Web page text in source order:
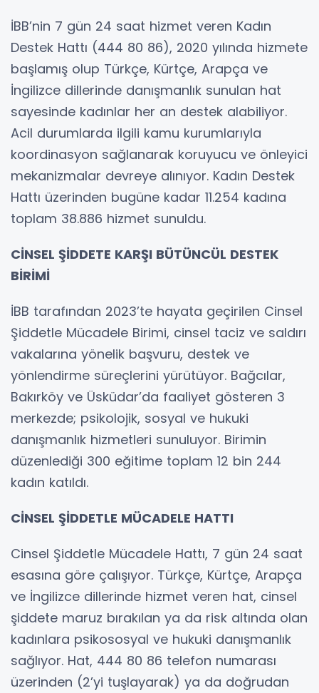
İBB’nin 7 gün 24 saat hizmet veren Kadın
Destek Hattı (444 80 86), 2020 yılında hizmete
başlamış olup Türkçe, Kürtçe, Arapça ve
İngilizce dillerinde danışmanlık sunulan hat
sayesinde kadınlar her an destek alabiliyor.
Acil durumlarda ilgili kamu kurumlarıyla
koordinasyon sağlanarak koruyucu ve önleyici
mekanizmalar devreye alınıyor. Kadın Destek
Hattı üzerinden bugüne kadar 11.254 kadına
toplam 38.886 hizmet sunuldu.
CİNSEL ŞİDDETE KARŞI BÜTÜNCÜL DESTEK
BİRİMİ
İBB tarafından 2023’te hayata geçirilen Cinsel
Şiddetle Mücadele Birimi, cinsel taciz ve saldırı
vakalarına yönelik başvuru, destek ve
yönlendirme süreçlerini yürütüyor. Bağcılar,
Bakırköy ve Üsküdar’da faaliyet gösteren 3
merkezde; psikolojik, sosyal ve hukuki
danışmanlık hizmetleri sunuluyor. Birimin
düzenlediği 300 eğitime toplam 12 bin 244
kadın katıldı.
CİNSEL ŞİDDETLE MÜCADELE HATTI
Cinsel Şiddetle Mücadele Hattı, 7 gün 24 saat
esasına göre çalışıyor. Türkçe, Kürtçe, Arapça
ve İngilizce dillerinde hizmet veren hat, cinsel
şiddete maruz bırakılan ya da risk altında olan
kadınlara psikososyal ve hukuki danışmanlık
sağlıyor. Hat, 444 80 86 telefon numarası
üzerinden (2’yi tuşlayarak) ya da doğrudan